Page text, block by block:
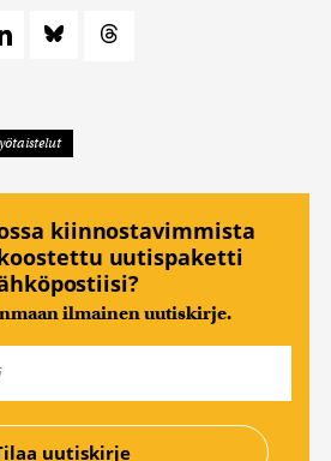
kiinnostavimmista
uutispaketti
ilmainen uutiskirje.